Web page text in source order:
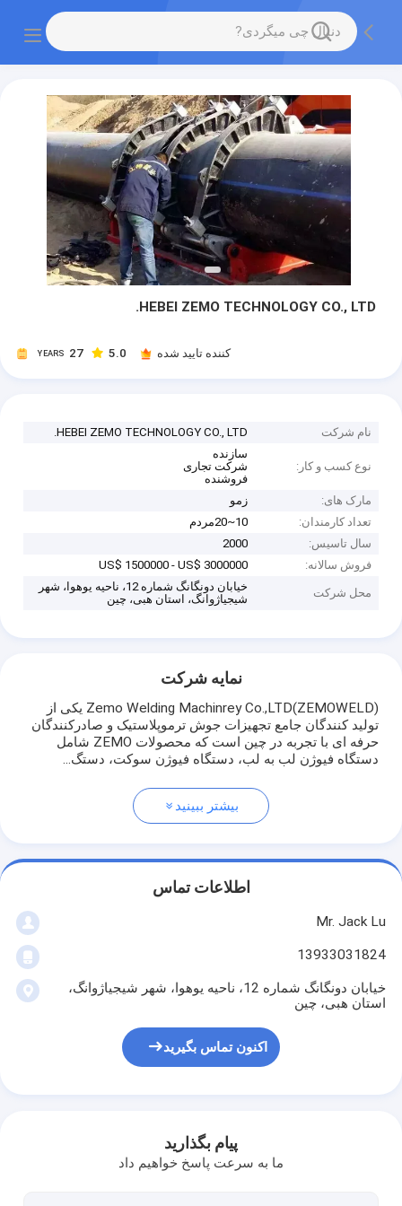
HEBEI ZEMO TECHNOLOGY CO., LTD.
27
YEARS 5.0 کننده تایید شده
نام شرکت HEBEI ZEMO TECHNOLOGY CO., LTD.
نوع کسب و کار:
سازنده
شرکت تجاری
فروشنده
مارک های:
زمو
تعداد کارمندان:
10~20مردم
سال تاسیس:
2000
فروش سالانه:
US$ 1500000 - US$ 3000000
محل شرکت
خیابان دونگانگ شماره 12، ناحیه یوهوا، شهر
شیجیاژوانگ، استان هبی، چین
نمایه شرکت
Zemo Welding Machinrey Co.,LTD(ZEMOWELD) یکی از
تولید کنندگان جامع تجهیزات جوش ترموپلاستیک و صادرکنندگان
حرفه ای با تجربه در چین است که محصولات ZEMO شامل
دستگاه فیوژن لب به لب، دستگاه فیوژن سوکت، دستگ...
بیشتر ببینید
اطلاعات تماس
Mr. Jack Lu
13933031824
خیابان دونگانگ شماره 12، ناحیه یوهوا، شهر شیجیاژوانگ،
استان هبی، چین
اکنون تماس بگیرید
پیام بگذارید
ما به سرعت پاسخ خواهیم داد